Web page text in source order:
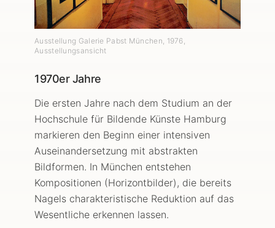
Ausstellung Galerie Pabst München 1976
Ausstellungsansicht
1970er Jahre
Die ersten Jahre nach dem Studium an der
Hochschule für Bildende Künste Hamburg
markieren den Beginn einer intensiven
Auseinandersetzung mit abstrakten
Bildformen. In München entstehen
Kompositionen (Horizontbilder), die bereits
Nagels charakteristische Reduktion auf das
Wesentliche erkennen lassen.